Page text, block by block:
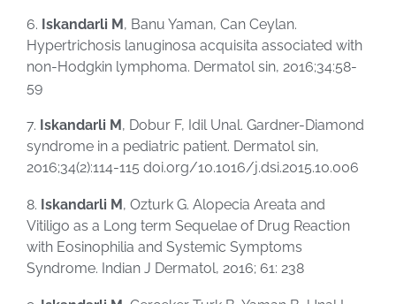
6. Iskandarli M, Banu Yaman, Can Ceylan.
Hypertrichosis lanuginosa acquisita associated with
non-Hodgkin lymphoma. Dermatol sin, 2016;34:58-
59
7. Iskandarli M, Dobur F, Idil Unal. Gardner-Diamond
syndrome in a pediatric patient. Dermatol sin,
2016;34(2):114-115 doi.org/10.1016/j.dsi.2015.10.006
8. Iskandarli M, Ozturk G. Alopecia Areata and
Vitiligo as a Long term Sequelae of Drug Reaction
with Eosinophilia and Systemic Symptoms
Syndrome. Indian J Dermatol, 2016; 61: 238